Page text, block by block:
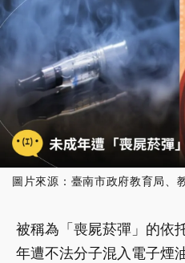
圖片來源：臺南市政府教育局、
被稱為「喪屍菸彈」的依
年遭不法分子混入電子煙